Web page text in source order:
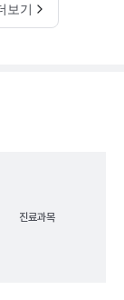
보기
진료과목